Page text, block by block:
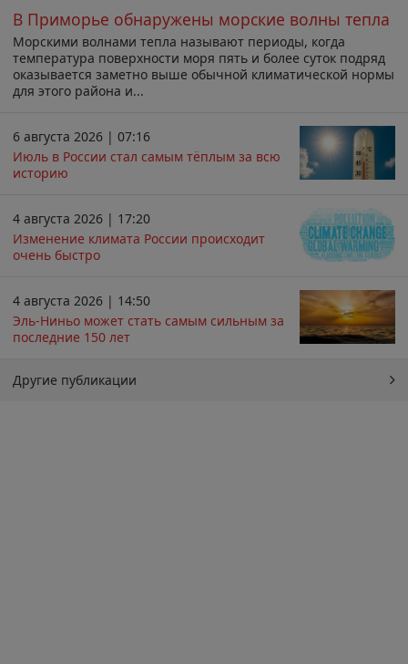
В Приморье обнаружены морские волны тепла
Морскими волнами тепла называют периоды, когда
температура поверхности моря пять и более суток подряд
оказывается заметно выше обычной климатической нормы
для этого района и...
6 августа 2026 | 07:16
Июль в России стал самым тёплым за всю
историю
4 августа 2026 | 17:20
Изменение климата России происходит
очень быстро
4 августа 2026 | 14:50
Эль-Ниньо может стать самым сильным за
последние 150 лет
Другие публикации